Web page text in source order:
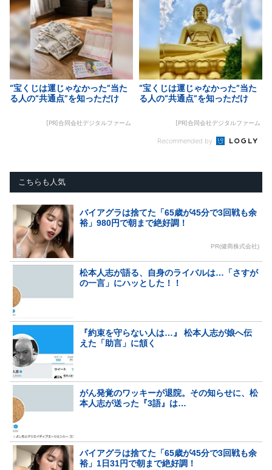
“宝くじは運じゃなかった”当た
る人の“共通点”を知っただけ
[PR]合同会社デジタルファーム
“宝くじは運じゃなかった”当た
る人の“共通点”を知っただけ
[PR]合同会社デジタルファーム
Recommended by
こちらも人気
バイアグラは捨てた「65歳が45分で3回戦も余
裕」980円で朝まで絶好調！
PR(健商株式会社)
松本人志が語る、自身のライバルは…「さすが
の一言」にハッとした！！
『約束を守らない人は…』 松本人志が娘へ伝
えた「助言」に頷く
がん発覚のワッキーが退院。その知らせに、松
本人志が送った『3語』は…
バイアグラは捨てた「65歳が45分で3回戦も余
裕」1日31円で朝まで絶好調！